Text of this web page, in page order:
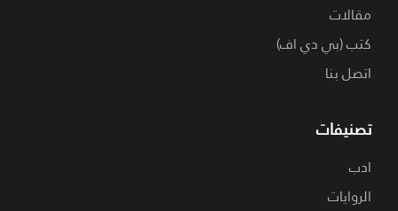
مقالات
كتب (بي دي اف)
اتصل بنا
تصنيفات
ادب
الروايات